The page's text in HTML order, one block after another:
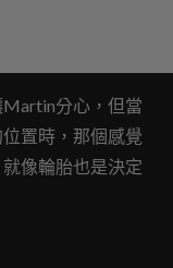
Martin分心，但當
置時，那個感覺
像輪胎也是決定